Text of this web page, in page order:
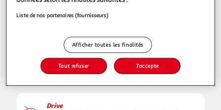
Click & Collect
Sur Mer Garibaldi
4 Avenue Garibaldi
83500 La Seyne-sur-mer
+ d'infos
Infos et Tarifs
Drive
Liste de nos partenaires (fournisseurs)
Afficher toutes les finalités
Tout refuser J'accepte